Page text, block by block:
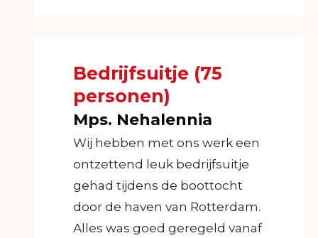
Bedrijfsuitje (75
personen)
Mps. Nehalennia
Wij hebben met ons werk een
ontzettend leuk bedrijfsuitje
gehad tijdens de boottocht
door de haven van Rotterdam.
Alles was goed geregeld vanaf